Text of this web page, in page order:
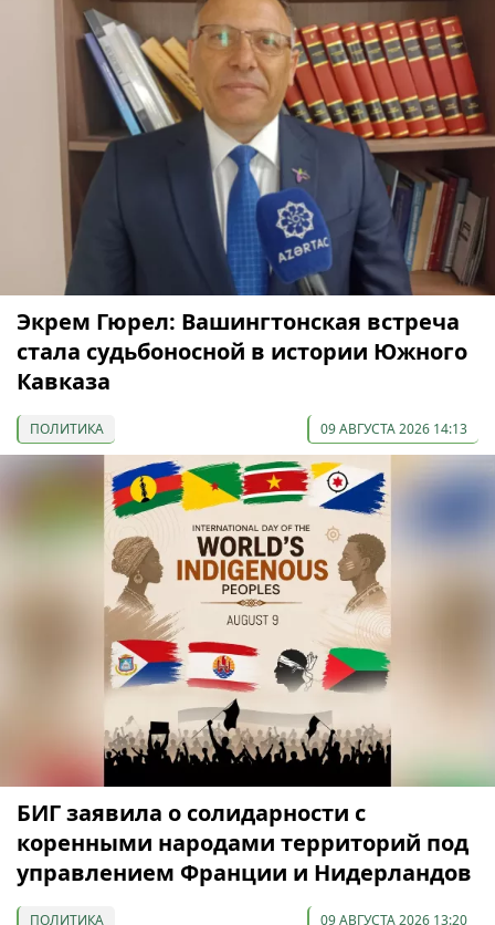
Экрем Гюрел: Вашингтонская встреча
стала судьбоносной в истории Южного
Кавказа
ПОЛИТИКА 09 АВГУСТА 2026 14:13
БИГ заявила о солидарности с
коренными народами территорий под
управлением Франции и Нидерландов
ПОЛИТИКА 09 АВГУСТА 2026 13:20